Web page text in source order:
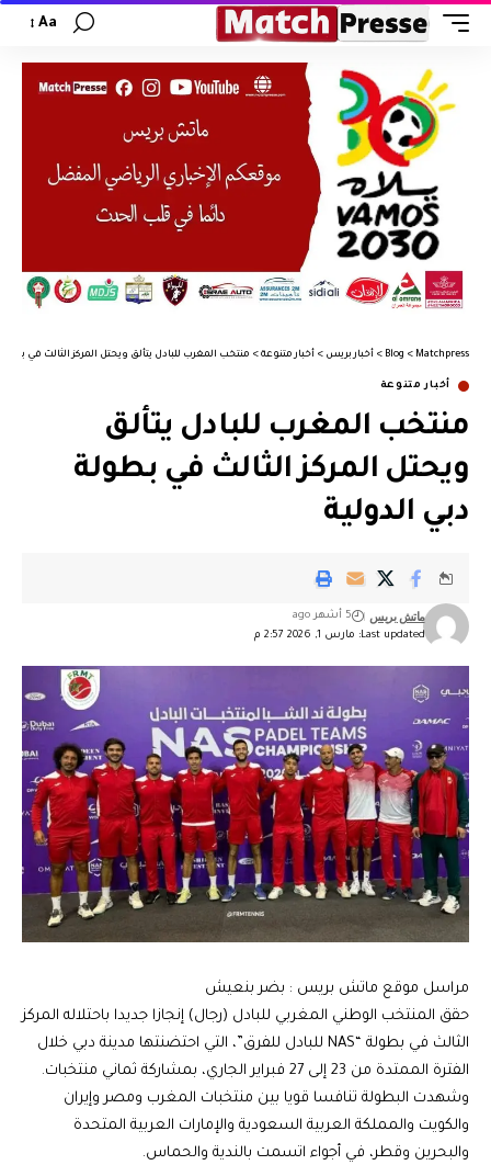
Aa
Matchpress
>
Blog
> أخبار بريس > أخبار متنوعة > منتخب المغرب للبادل يتألق ويحتل المركز الثالث في
أخبار متنوعة
منتخب المغرب للبادل يتألق
ويحتل المركز الثالث في بطولة
دبي الدولية
Last updated: مارس 1, 2026 2:57 م
ماتش بريس 5 أشهر ago
مراسل موقع ماتش بريس : بضر بنعيش
حقق المنتخب الوطني المغربي للبادل (رجال) إنجازا جديدا باحتلاله المركز
الثالث في بطولة “NAS للبادل للفرق”، التي احتضنتها مدينة دبي خلال
الفترة الممتدة من 23 إلى 27 فبراير الجاري، بمشاركة ثماني منتخبات.
وشهدت البطولة تنافسا قويا بين منتخبات المغرب ومصر وإيران
والكويت والمملكة العربية السعودية والإمارات العربية المتحدة
والبحرين وقطر، في أجواء اتسمت بالندية والحماس.